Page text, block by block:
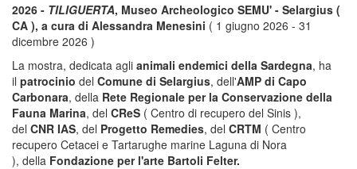
2026 - TILIGUERTA, Museo Archeologico SEMU' - Selargius (
CA ), a cura di Alessandra Menesini ( 1 giugno 2026 - 31
dicembre 2026 )
La mostra, dedicata agli animali endemici della Sardegna, ha
il patrocinio del Comune di Selargius, dell'AMP di Capo
Carbonara, della Rete Regionale per la Conservazione della
Fauna Marina, del CReS ( Centro di recupero del Sinis ),
del CNR IAS, del Progetto Remedies, del CRTM ( Centro
recupero Cetacei e Tartarughe marine Laguna di Nora
), della Fondazione per l'arte Bartoli Felter.